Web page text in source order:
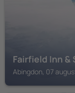
Fairfield Inn
Abingdon, 07